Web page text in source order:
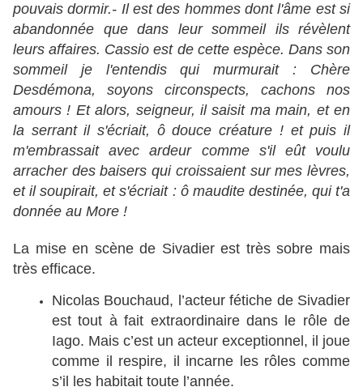
pouvais dormir.- Il est des hommes dont l'âme est si
abandonnée que dans leur sommeil ils révèlent
leurs affaires. Cassio est de cette espèce. Dans son
sommeil je l'entendis qui murmurait : Chère
Desdémona, soyons circonspects, cachons nos
amours ! Et alors, seigneur, il saisit ma main, et en
la serrant il s'écriait, ô douce créature ! et puis il
m'embrassait avec ardeur comme s'il eût voulu
arracher des baisers qui croissaient sur mes lèvres,
et il soupirait, et s'écriait : ô maudite destinée, qui t'a
donnée au More !
La mise en scène de Sivadier est très sobre mais
très efficace.
Nicolas Bouchaud, l’acteur fétiche de Sivadier
est tout à fait extraordinaire dans le rôle de
Iago. Mais c’est un acteur exceptionnel, il joue
comme il respire, il incarne les rôles comme
s’il les habitait toute l’année.